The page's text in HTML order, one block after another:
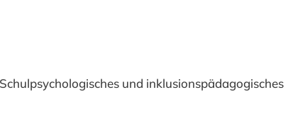
und inklusionspädagogisches